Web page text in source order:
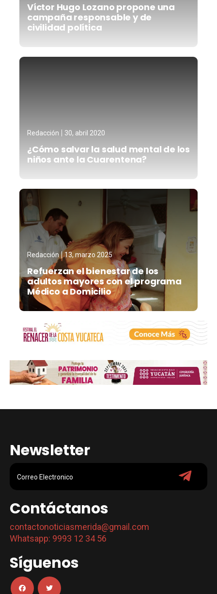
Víctor Hugo Lozano propone una
campaña responsable y de
civilidad política
Redacción 30, abril 2020
¿Cómo salvar la salud mental de los
niños ante la Cuarentena?
Redacción 13, marzo 2025
Refuerzan el bienestar de los
adultos mayores con el programa
Médico a Domicilio
Newsletter
Contáctanos
contactonoticiasmerida@gmail.com
Whatsapp: 9993 12 34 56
Síguenos